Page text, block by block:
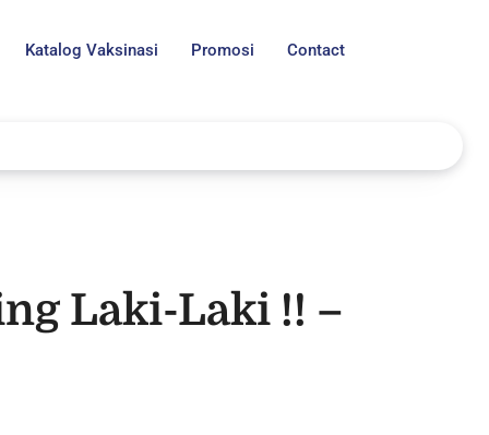
Katalog Vaksinasi Promosi Contact
Laki-Laki !! –